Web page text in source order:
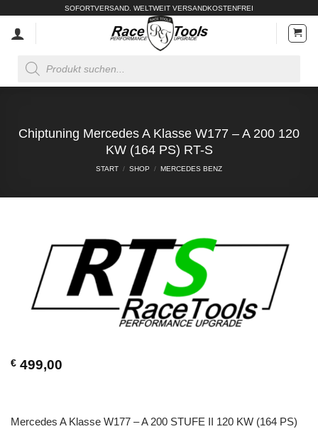
springen
SOFORTVERSAND. WELTWEIT VERSANDKOSTENFREI
search
Chiptuning Mercedes A Klasse W177 – A 200 120
KW (164 PS) RT-S
START / SHOP / MERCEDES BENZ
€ 499,00
Mercedes A Klasse W177 – A 200 STUFE II 120 KW (164 PS)